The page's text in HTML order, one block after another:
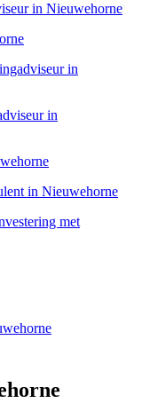
in Nieuwehorne
in
in
in Nieuwehorne
met